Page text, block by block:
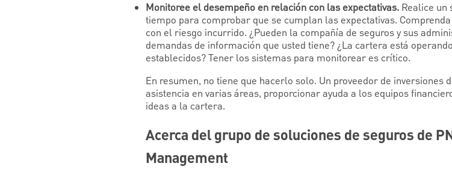
Monitoree el desempeño en relación con las expectativas. Realice
tiempo para comprobar que se cumplan las expectativas.
con el riesgo incurrido. ¿Pueden la compañía de seguros y sus
demandas de información que usted tiene? ¿La cartera está
establecidos? Tener los sistemas para monitorear es crítico.
En resumen, no tiene que hacerlo solo. Un proveedor de inversiones
asistencia en varias áreas, proporcionar ayuda a los equipos
ideas a la cartera.
Acerca del grupo de soluciones de seguros de
Management